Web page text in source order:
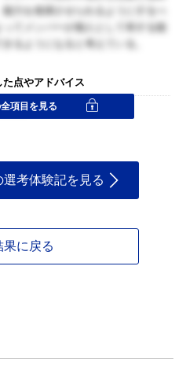
力を発揮させられるようにするべ
ってメンバーが個人として有する能
るようになると考えている。
点やアドバイス
した。
項目を見る
考体験記を見る
果に戻る